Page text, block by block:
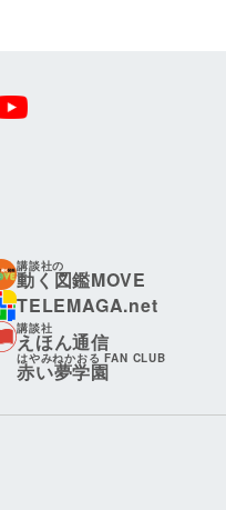
講談社の
動く図鑑MOVE
TELEMAGA.net
講談社
えほん通信
はやみねかおる FAN CLUB
赤い夢学園